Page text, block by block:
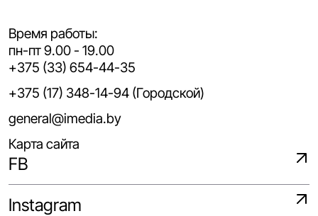
Время работы:
пн-пт 9.00 - 19.00
+375 (33) 654-44-35
+375 (17) 348-14-94 (Городской)
general@imedia.by
Карта сайта
FB
Instagram